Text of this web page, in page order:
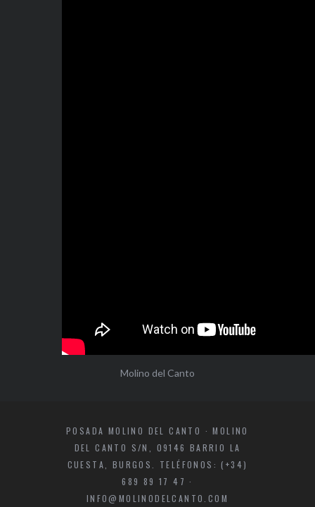
Molino del Canto
POSADA MOLINO DEL CANTO · MOLINO
DEL CANTO S/N, 09146 BARRIO LA
CUESTA, BURGOS. TELÉFONOS: (+34)
689 89 17 47 ·
INFO@MOLINODELCANTO.COM